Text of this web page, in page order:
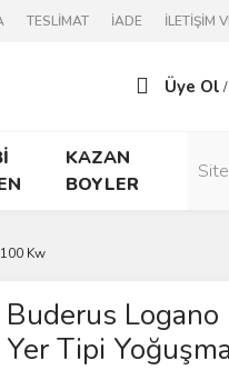
TESLİMAT İADE İLETİŞİM
Üye Ol /
KAZAN
BOYLER
Kw
Buderus
Yer Tipi